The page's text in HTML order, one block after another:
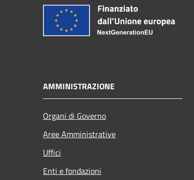
AMMINISTRAZIONE
Organi di Governo
Aree Amministrative
Uffici
Enti e fondazioni